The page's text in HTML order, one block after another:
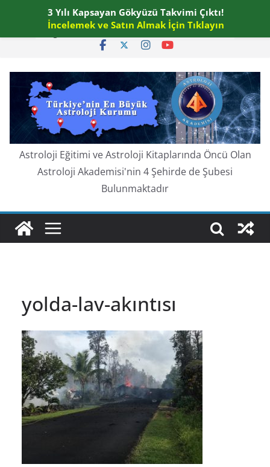
content
Perşembe, Ağustos 6, 2026
Astroloji Eğitimi ve Astroloji Kitaplarında Öncü Olan
Astroloji Akademisi'nin 4 Şehirde de Şubesi
Bulunmaktadır
yolda-lav-akıntısı
3 Yılı Kapsayan Gökyüzü Takvimi Çıktı!
İncelemek ve Satın Almak İçin Tıklayın